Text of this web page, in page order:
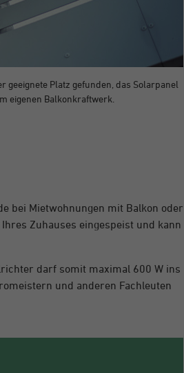
geeignete Platz gefunden, das Solarpanel
eigenen Balkonkraftwerk.
bei Mietwohnungen mit Balkon oder
Zuhauses eingespeist und kann
darf somit maximal 600 W ins
und anderen Fachleuten